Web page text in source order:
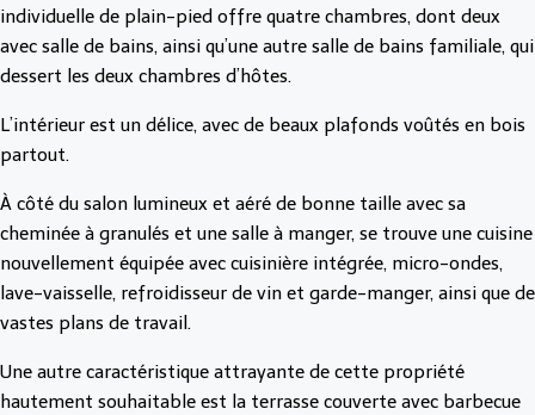
individuelle de plain-pied offre quatre chambres, dont deux
avec salle de bains, ainsi qu’une autre salle de bains familiale, qui
dessert les deux chambres d’hôtes.
L’intérieur est un délice, avec de beaux plafonds voûtés en bois
partout.
À côté du salon lumineux et aéré de bonne taille avec sa
cheminée à granulés et une salle à manger, se trouve une cuisine
nouvellement équipée avec cuisinière intégrée, micro-ondes,
lave-vaisselle, refroidisseur de vin et garde-manger, ainsi que de
vastes plans de travail.
Une autre caractéristique attrayante de cette propriété
hautement souhaitable est la terrasse couverte avec barbecue